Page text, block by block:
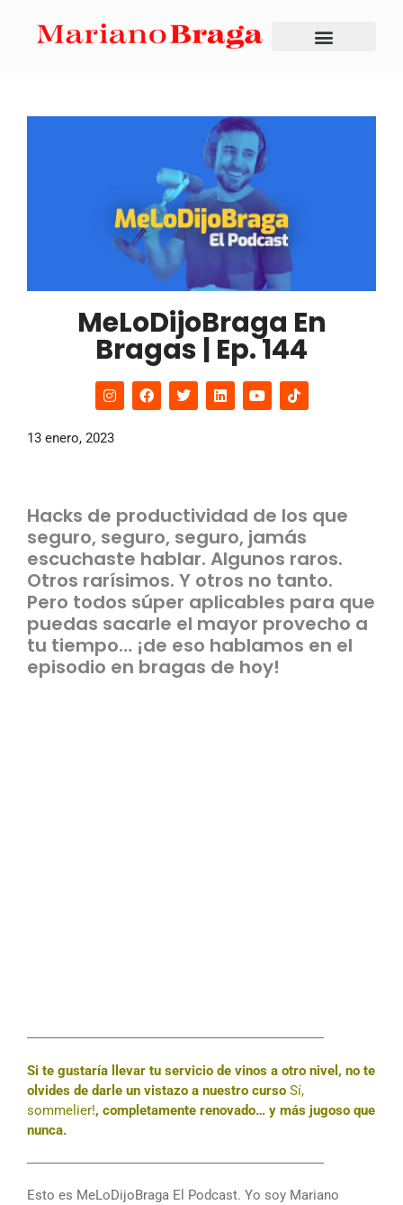
MeLoDijoBraga En
Bragas | Ep. 144
13 enero, 2023
Hacks de productividad de los que
seguro, seguro, seguro, jamás
escuchaste hablar. Algunos raros.
Otros rarísimos. Y otros no tanto.
Pero todos súper aplicables para que
puedas sacarle el mayor provecho a
tu tiempo… ¡de eso hablamos en el
episodio en bragas de hoy!
――――――――――――――――――――――
Si te gustaría llevar tu servicio de vinos a otro nivel, no te
olvides de darle un vistazo a nuestro curso Sí,
sommelier!, completamente renovado… y más jugoso que
nunca.
――――――――――――――――――――――
Esto es MeLoDijoBraga El Podcast. Yo soy Mariano